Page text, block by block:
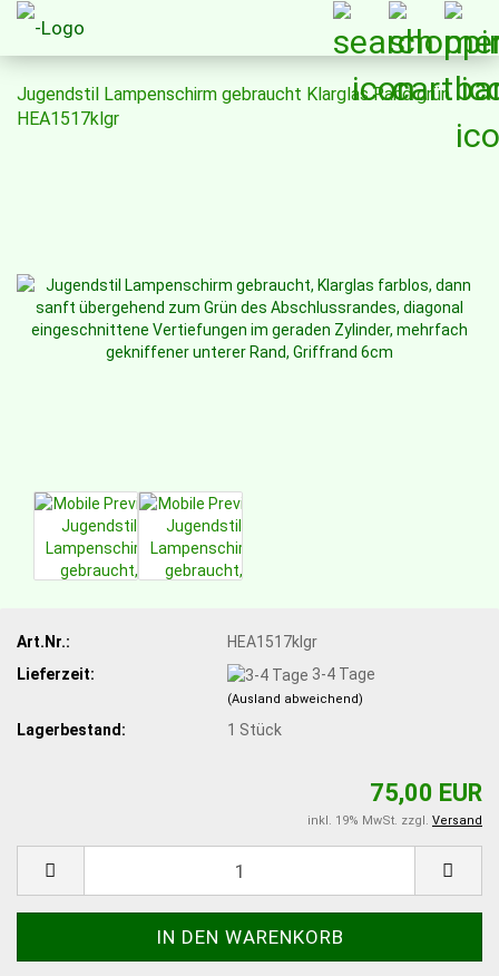
Jugendstil Lampenschirm gebraucht Klarglas Rand grün
HEA1517klgr
Art.Nr.:
HEA1517klgr
Lieferzeit:
3-4 Tage
(Ausland abweichend)
Lagerbestand: 1 Stück
75,00 EUR
inkl. 19% MwSt. zzgl. Versand